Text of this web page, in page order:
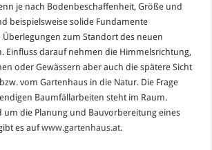
je nach Bodenbeschaffenheit, Größe und
beispielsweise solide Fundamente
Überlegungen zum Standort des neuen
Einfluss darauf nehmen die Himmelsrichtung,
oder Gewässern aber auch die spätere Sicht
vom Gartenhaus in die Natur. Die Frage
Baumfällarbeiten steht im Raum.
um die Planung und Bauvorbereitung eines
es aufwww.gartenhaus.at.